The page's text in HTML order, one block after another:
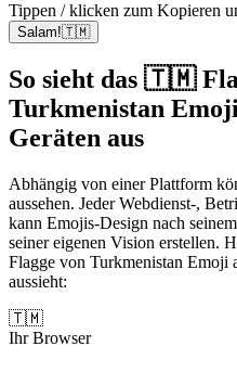
Tippen / klicken zum Kopieren
Salam!🇹🇲
So sieht das 🇹🇲
Turkmenistan
Geräten aus
Abhängig von einer Plattform
aussehen. Jeder Webdienst-,
kann Emojis-Design nach
seiner eigenen Vision
Flagge von Turkmenistan Emoji
aussieht:
🇹🇲
Ihr Browser